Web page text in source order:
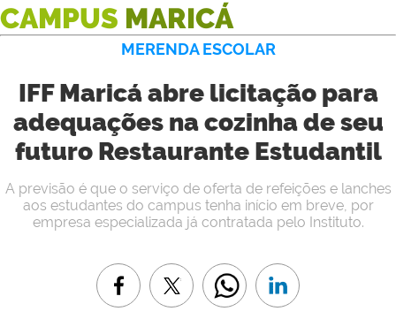
CAMPUS MARICÁ
MERENDA ESCOLAR
IFF Maricá abre licitação para
adequações na cozinha de seu
futuro Restaurante Estudantil
A previsão é que o serviço de oferta de refeições e lanches
aos estudantes do campus tenha início em breve, por
empresa especializada já contratada pelo Instituto.